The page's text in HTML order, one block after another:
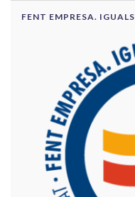
FENT EMPRESA.